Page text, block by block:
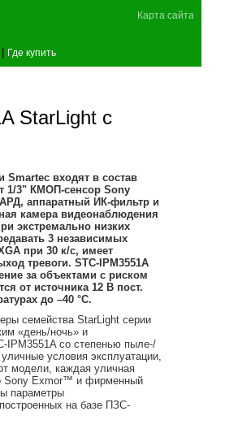
Smartec Карта сайта
Где купить
StarLight с
входят в состав
1/3" КМОП-сенсор Sony
аппаратный ИК-фильтр и
камера видеонаблюдения
экстремально низких
3 независимых
при 30 к/с, имеет
тревоги. STC-IPM3551A
за объектами с риском
от источника 12 В пост.
до –40 °C.
семейства StarLight серии
«день/ночь» и
IPM3551A со степенью пыле-/
условия эксплуатации,
модели, каждая уличная
Sony Exmor™ и фирменный
параметры
на базе ПЗС-